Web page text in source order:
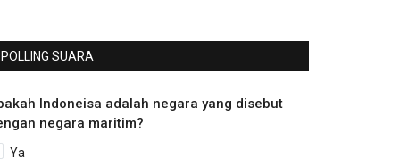
POLLING SUARA
Indoneisa adalah negara yang disebut
negara maritim?
Ya